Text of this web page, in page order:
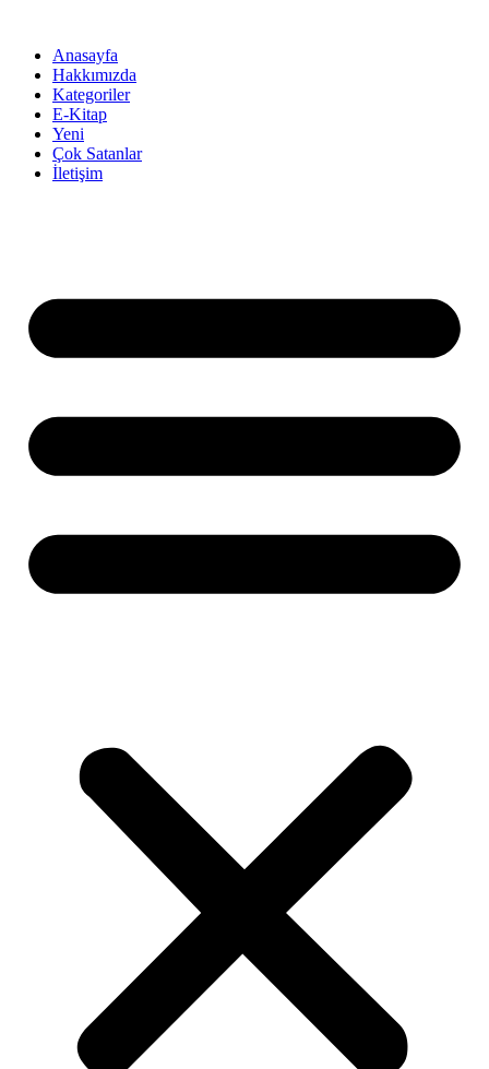
Anasayfa
Hakkımızda
Kategoriler
E-Kitap
Yeni
Çok Satanlar
İletişim